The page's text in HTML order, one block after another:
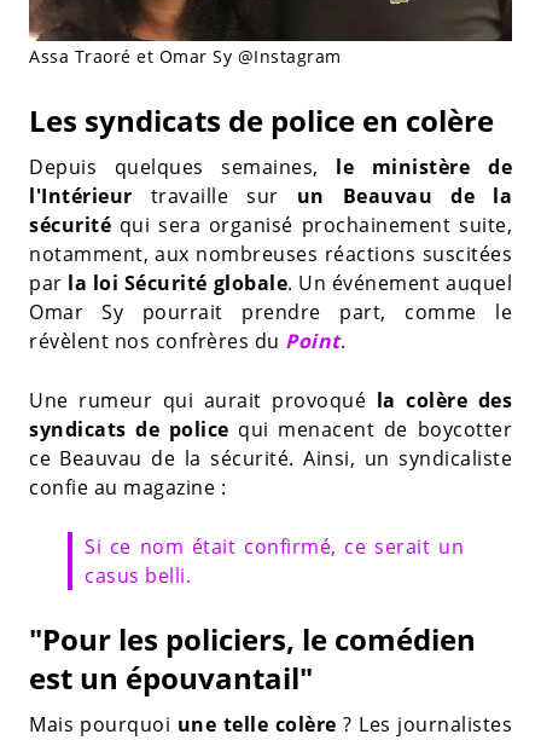
Assa Traoré et Omar Sy @Instagram
Les syndicats de police en colère
Depuis quelques semaines, le ministère de
l'Intérieur travaille sur un Beauvau de la
sécurité qui sera organisé prochainement suite,
notamment, aux nombreuses réactions suscitées
par la loi Sécurité globale. Un événement auquel
Omar Sy pourrait prendre part, comme le
révèlent nos confrères du Point.
Une rumeur qui aurait provoqué la colère des
syndicats de police qui menacent de boycotter
ce Beauvau de la sécurité. Ainsi, un syndicaliste
confie au magazine :
Si ce nom était confirmé, ce serait un
casus belli.
"Pour les policiers, le comédien
est un épouvantail"
Mais pourquoi une telle colère ? Les journalistes